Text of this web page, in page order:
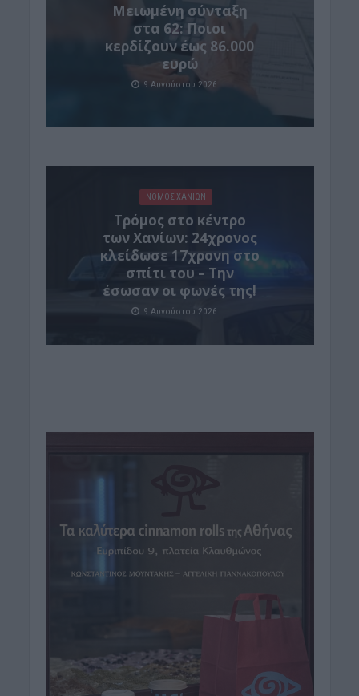
Μειωμένη σύνταξη
στα 62: Ποιοι
κερδίζουν έως 86.000
ευρώ
9 Αυγούστου 2026
ΝΟΜΌΣ ΧΑΝΊΩΝ
Τρόμος στο κέντρο
των Χανίων: 24χρονος
κλείδωσε 17χρονη στο
σπίτι του – Την
έσωσαν οι φωνές της!
9 Αυγούστου 2026